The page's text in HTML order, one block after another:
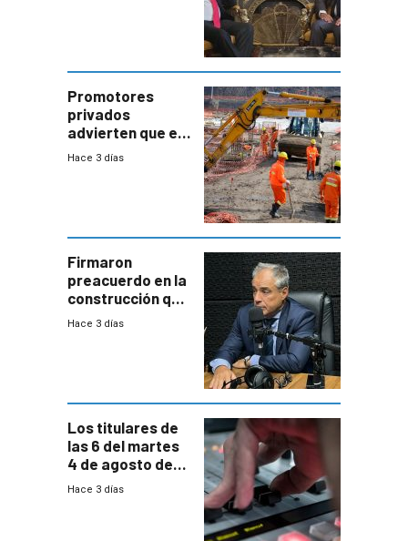
enorme
potencial
Promotores
privados
advierten que el
nuevo convenio
a revisar
proyectos
Hace 3 días
Firmaron
preacuerdo en la
construcción que
comprende
Hace 3 días
Los titulares de
las 6 del martes
4 de agosto de
2026
Hace 3 días